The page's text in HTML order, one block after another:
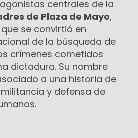
centrales de la
de Plaza de Mayo,
se convirtió en
de la búsqueda de
crímenes cometidos
dictadura. Su nombre
a una historia de
y defensa de